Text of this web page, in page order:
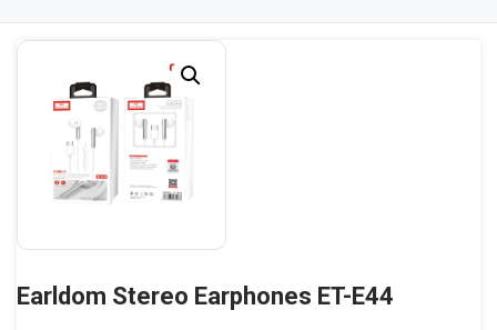
Earldom Stereo Earphones ET-E44